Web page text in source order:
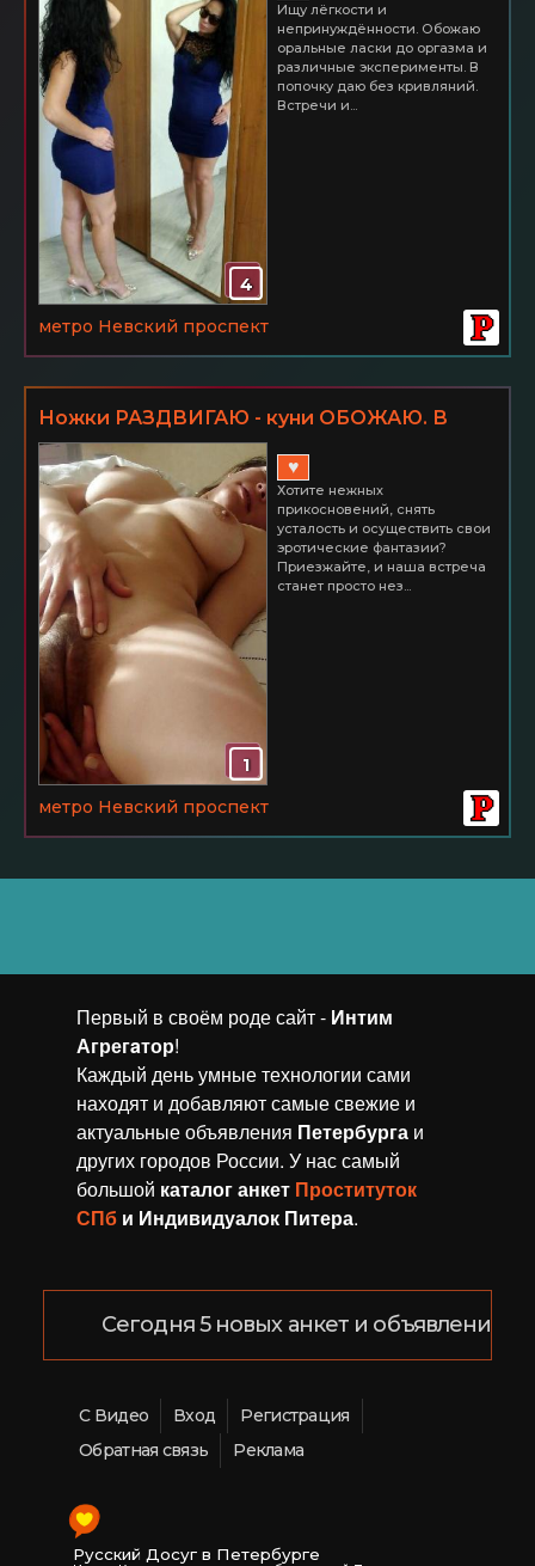
4
Ищу лёгкости и
непринуждённости. Обожаю
оральные ласки до оргазма и
различные эксперименты. В
попочку даю без кривляний.
Встречи и...
метро Невский проспект
Ножки РАЗДВИГАЮ - куни ОБОЖАЮ. В
ПОПОЧКУ ДАЮ! Невский р-н
1
♥
Хотите нежных
прикосновений, снять
усталость и осуществить свои
эротические фантазии?
Приезжайте, и наша встреча
станет просто нез...
метро Невский проспект
Первый в своём роде сайт - Интим
Агрегaтор!
Каждый день умные технологии сами
находят и добавляют самые свежие и
актуальные объявления Петербурга и
других городов России. У нас самый
большой каталог анкет Проституток
СПб и Индивидуалок Питера.
Сегодня 5 новых анкет и объявлений!
С Видео Вход
Регистрация
Обратная связь
Реклама